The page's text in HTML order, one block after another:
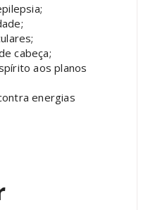
cabeça;
aos planos
energias